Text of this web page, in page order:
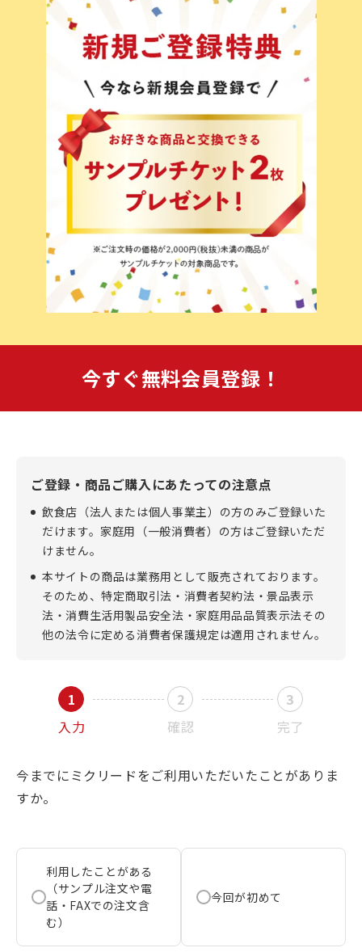
今すぐ無料会員登録！
ご登録・商品ご購入にあたっての注意点
飲食店（法人または個人事業主）の方のみご登録いた
だけます。家庭用（一般消費者）の方はご登録いただ
けません。
本サイトの商品は業務用として販売されております。
そのため、特定商取引法・消費者契約法・景品表示
法・消費生活用製品安全法・家庭用品品質表示法その
他の法令に定める消費者保護規定は適用されません。
入力 確認 完了
今までにミクリードをご利用いただいたことがありま
すか。
利用したことがある
（サンプル注文や電
話・FAXでの注文含
む）
今回が初めて